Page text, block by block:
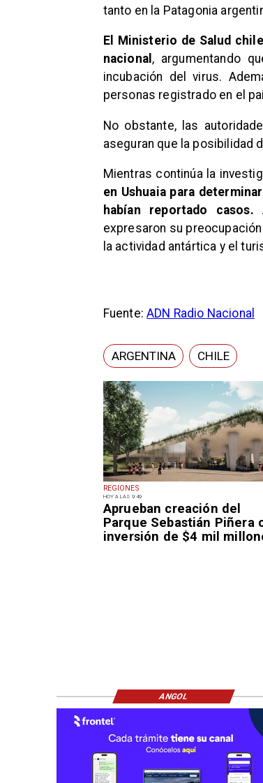
REGIONES
HOY A LAS 9:49
Aprueban creación del
Parque Sebastián Piñera
inversión de $4 mil
tanto en la Patagonia
El Ministerio de Salud
nacional , argumentando
incubación del virus.
personas registrado en el
No obstante, las
aseguran que la posibilidad
Mientras continúa la
en Ushuaia para
habían reportado casos.
expresaron su
la actividad antártica y el
Fuente:ADN Radio Nacional
ARGENTINA CHILE
ANGOL